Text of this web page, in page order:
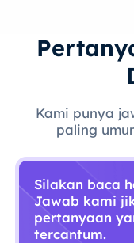
Kami punya
paling
Silakan baca
Jawab kami
pertanyaan
tercantum.